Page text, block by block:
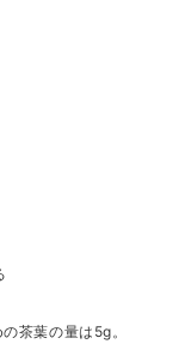
茶葉の量は5g。